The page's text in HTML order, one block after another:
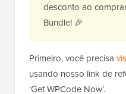
desconto ao
Bundle! 🎉
Primeiro, você precisa
usando nosso link de
‘Get WPCode Now’.